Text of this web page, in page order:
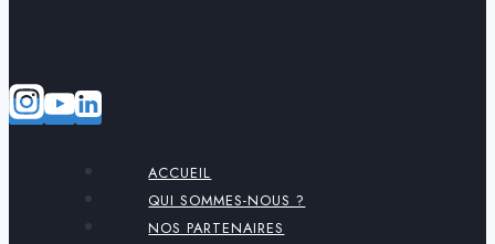
ACCUEIL
QUI SOMMES-NOUS ?
NOS PARTENAIRES